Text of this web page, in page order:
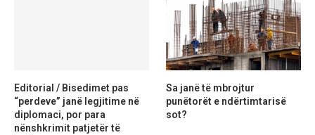
Editorial / Bisedimet pas
“perdeve” janë legjitime në
diplomaci, por para
nënshkrimit patjetër të
Sa janë të mbrojtur
punëtorët e ndërtimtarisë
sot?